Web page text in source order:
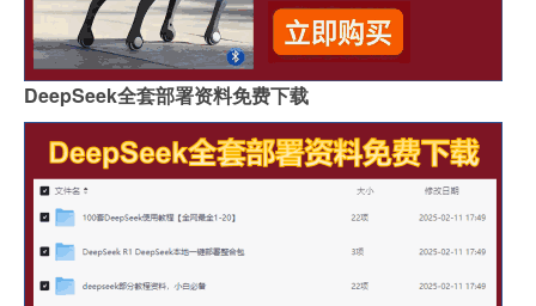
DeepSeek全套部署资料免费下载